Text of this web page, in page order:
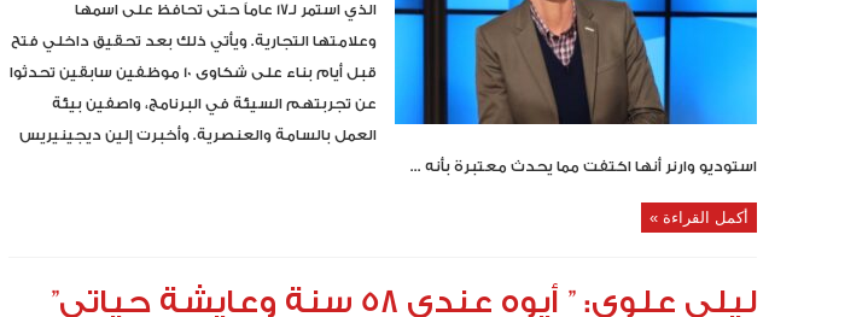
الذي استمر لـ17 عاماً حتى تحافظ على اسمها
وعلامتها التجارية. ويأتي ذلك بعد تحقيق داخلي فتح
قبل أيام بناء على شكاوى 10 موظفين سابقين تحدثوا
عن تجربتهم السيئة في البرنامج، واصفين بيئة
العمل بالسامة والعنصرية. وأخبرت إلين ديجينيريس
استوديو وارنر أنها اكتفت مما يحدث معتبرة بأنه ...
أكمل القراءة »
ليلى علوي: ” أيوه عندي 58 سنة وعايشة حياتي”